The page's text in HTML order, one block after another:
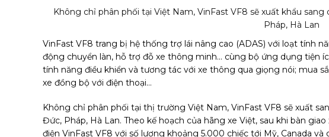
Không chỉ phân phối tại Việt Nam, VinFast VF8 sẽ xuất khẩu
Pháp, Hà Lan
VinFast VF8 trang bị hệ thống trợ lái nâng cao (ADAS) với loạt tính
động chuyển làn, hỗ trợ đỗ xe thông minh… cùng bộ ứng dụng tiện
tính năng điều khiển và tương tác với xe thông qua giọng nói; mua
xe đồng bộ với điện thoại…
Không chỉ phân phối tại thị trường Việt Nam, VinFast VF8 sẽ xuất
Đức, Pháp, Hà Lan. Theo kế hoạch của hãng xe Việt, sau khi bàn
điện VinFast VF8 với số lượng khoảng 5.000 chiếc tới Mỹ, Canada